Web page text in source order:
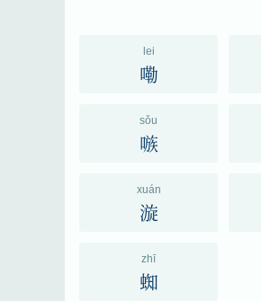
lei
嘞
sǒu
嗾
xuán
漩
zhī
蜘